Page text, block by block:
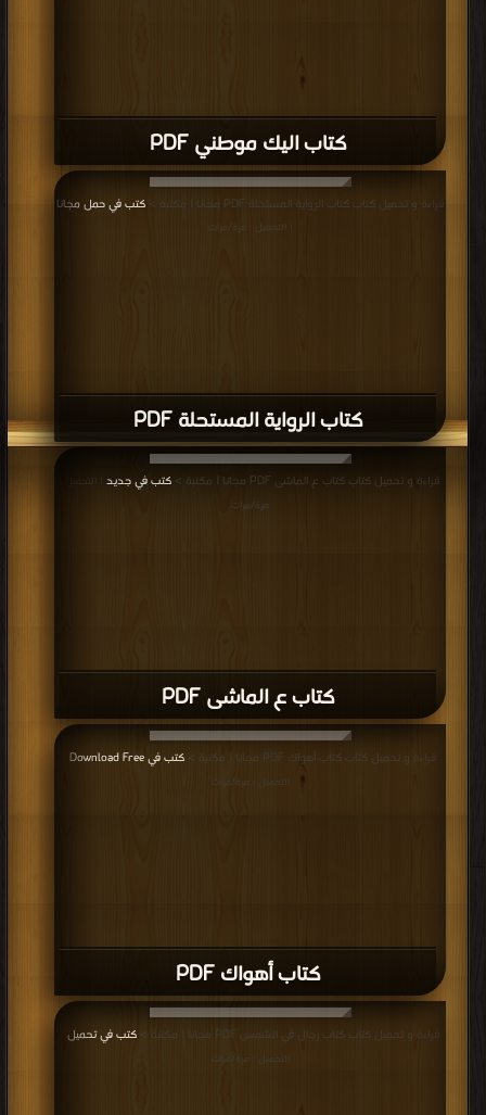
كتاب اليك موطني PDF
كتاب الرواية المستحلة PDF
قراءة و تحميل كتاب كتاب الرواية المستحلة PDF مجانا | مكتبة > كتب في حمل مجانا
| التحميل : مرة/مرات
كتاب ع الماشى PDF
قراءة و تحميل كتاب كتاب ع الماشى PDF مجانا | مكتبة > كتب في جديد | التحميل :
مرة/مرات
كتاب أهواك PDF
قراءة و تحميل كتاب كتاب أهواك PDF مجانا | مكتبة > كتب في Download Free
التحميل : مرة/مرات
قراءة و تحميل كتاب كتاب رجال في الشمس PDF مجانا | مكتبة > كتب في تحميل
التحميل : مرة/مرات